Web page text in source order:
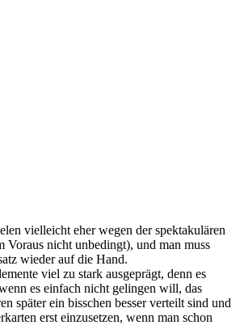
vielleicht eher wegen der spektakulären
nicht unbedingt), und man muss
wieder auf die Hand.
viel zu stark ausgeprägt, denn es
es einfach nicht gelingen will, das
später ein bisschen besser verteilt sind und
erst einzusetzen, wenn man schon